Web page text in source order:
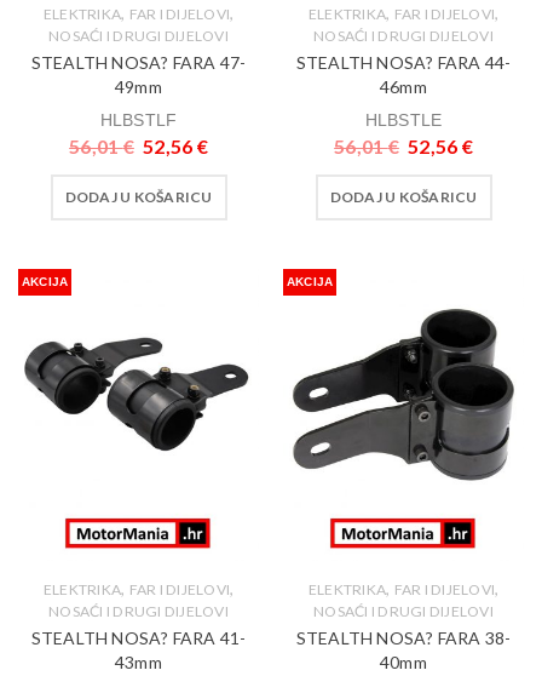
ELEKTRIKA, FAR I DIJELOVI,
NOSAĆI I DRUGI DIJELOVI
STEALTH NOSA? FARA 47-
49mm
HLBSTLF
56,01€ 52,56 €
DODAJ U KOŠARICU
ELEKTRIKA, FAR I DIJELOVI,
NOSAĆI I DRUGI DIJELOVI
STEALTH NOSA? FARA 44-
46mm
HLBSTLE
56,01€ 52,56 €
DODAJ U KOŠARICU
AKCIJA
ELEKTRIKA, FAR I DIJELOVI,
NOSAĆI I DRUGI DIJELOVI
STEALTH NOSA? FARA 41-
43mm
AKCIJA
ELEKTRIKA, FAR I DIJELOVI,
NOSAĆI I DRUGI DIJELOVI
STEALTH NOSA? FARA 38-
40mm